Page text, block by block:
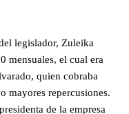
legislador, Zuleika
mensuales, el cual era
quien cobraba
mayores repercusiones.
de la empresa